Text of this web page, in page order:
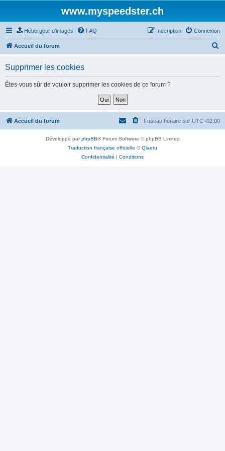
www.myspeedster.ch
Hébergeur d'images FAQ Connexion
Inscription
Accueil du forum
h
Supprimer les cookies
Êtes-vous sûr de vouloir supprimer les cookies de ce forum ?
Accueil du forum Fuseau horaire sur UTC+02:00
Développé parphpBB® Forum Software © phpBB Limited
Traduction française officielle ©Qiaeru
Confidentialité | Conditions